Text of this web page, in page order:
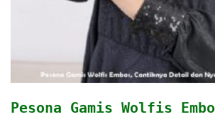
Pesona Gamis Wolfis